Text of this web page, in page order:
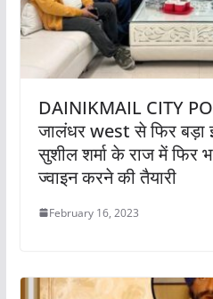
DAINIKMAIL CITY
जालंधर west से फिर बड़ा
सुशील शर्मा के राज में फिर
ज्वाइन करने की तैयारी
February 16, 2023